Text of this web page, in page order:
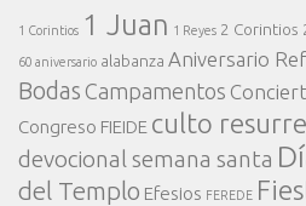
1 Corintios 1 Juan 1 Reyes 2 Corintios
60 aniversario alabanza Aniversario
Bodas Campamentos
Congreso FIEIDE culto
devocional semana santa
del Templo Efesios FEREDE